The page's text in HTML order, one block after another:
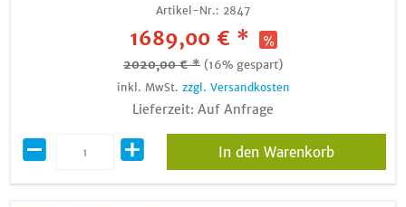
Artikel-Nr.: 2847
1689,00 € *
2020,00 € * (16% gespart)
inkl. MwSt. zzgl. Versandkosten
Lieferzeit: Auf Anfrage
In den Warenkorb